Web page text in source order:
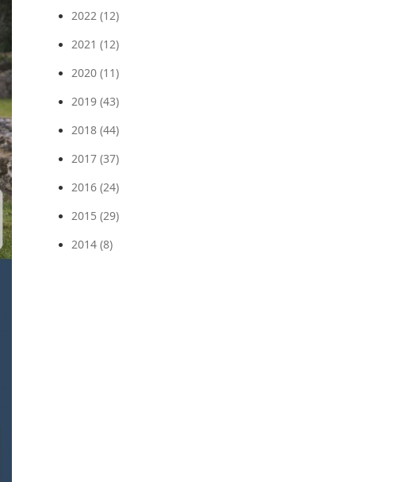
2022 (12)
2021 (12)
2020 (11)
2019 (43)
2018 (44)
2017 (37)
2016 (24)
2015 (29)
2014 (8)